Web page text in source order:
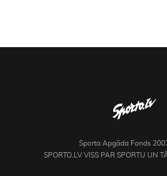
Sporta Apgāda Fonds
SPORTO.LV VISS PAR SPORTU UN